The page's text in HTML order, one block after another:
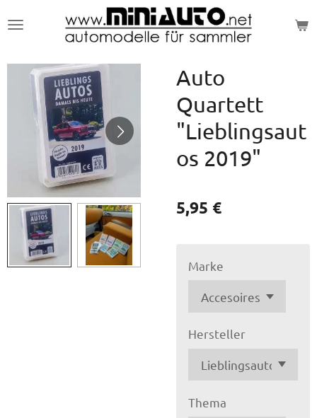
Hauptinhalt
Auto
Quartett
"Lieblingsaut
os 2019"
5,95 €
Marke
Hersteller
Thema